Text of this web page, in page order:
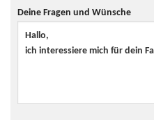
Tagfahrlicht
Pannenhilfe
Deine Fragen und Wünsche